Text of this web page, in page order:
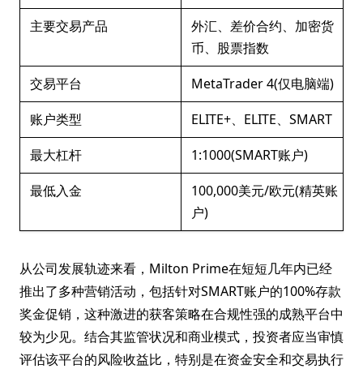
主要交易产品
外汇、差价合约、加密货
币、股票指数
交易平台
MetaTrader 4(仅电脑端)
账户类型
ELITE+、ELITE、SMART
最大杠杆
1:1000(SMART账户)
最低入金
100,000美元/欧元(精英账
户)
从公司发展轨迹来看，Milton Prime在短短几年内已经
推出了多种营销活动，包括针对SMART账户的100%存款
奖金促销，这种激进的获客策略在合规性强的成熟平台中
较为少见。结合其监管状况和商业模式，投资者应当审慎
评估该平台的风险收益比，特别是在资金安全和交易执行